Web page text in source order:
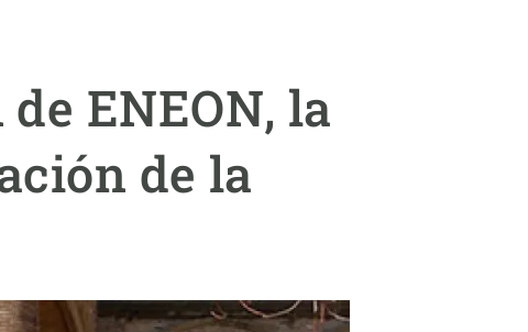
ENEON, la
de la
PF
Do science with us
Educational materials
COLLABORATE
Previous events
Earth Observation